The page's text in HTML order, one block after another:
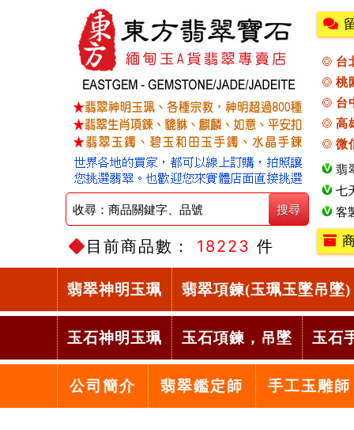
目前商品數： 18223 件
台
桃
台
高
微
翡
七
客
翡翠神明玉珮 翡翠項鍊(玉珮玉墜吊墜)
玉石神明玉珮 玉石項鍊，吊墜 玉石
公司簡介 翡翠鑑定師 手工玉雕師